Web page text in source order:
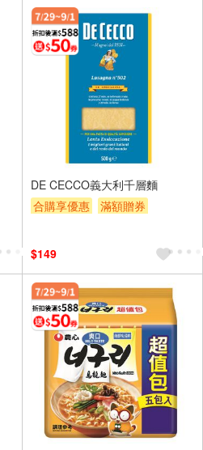
DE CECCO義大利千層麵
合購享優惠
滿額贈券
$149